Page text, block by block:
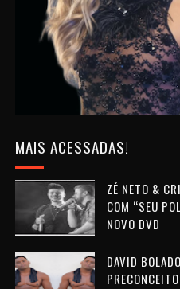
MAIS ACESSADAS!
ZÉ NETO &
COM “SEU
NOVO DVD
DAVID